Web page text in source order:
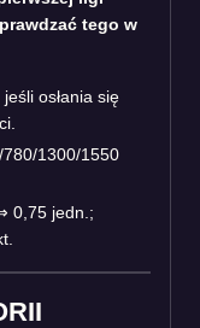
tego w
osłania się
1300/1550
0,75 jedn.;